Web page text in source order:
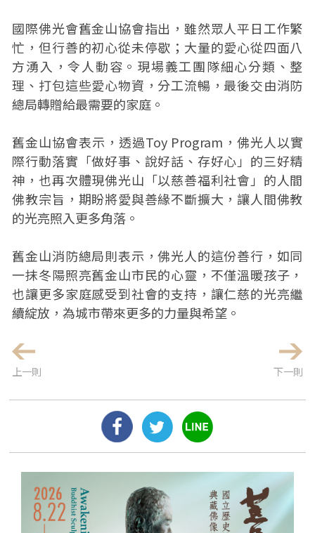
國際佛光會舊金山協會指出，雖然眾人平日工作繁
忙，但行善的初心從未停歇；大量的愛心從四面八
方湧入，令人動容。現場義工團隊細心分類、整
理、打包這些愛心物資，分工流暢，最後交由消防
總局轉贈給最需要的家庭。
舊金山協會表示，透過Toy Program，佛光人以實
際行動落實「做好事、說好話、存好心」的三好精
神，也再次體現佛光山「以慈善福利社會」的人間
佛教宗旨，期盼將愛與善緣不斷擴大，讓人間佛教
的光亮照入更多角落。
舊金山消防總局則表示，佛光人的這份善行，如同
一抹冬陽照亮舊金山市民的心靈，不僅溫暖孩子，
也讓更多家庭感受到社會的支持，讓仁慈的光亮繼
續綻放，為城市帶來更多的力量與希望。
上一則 下一則